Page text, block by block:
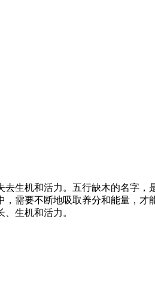
生机和活力。五行缺木的名字，
需要不断地吸取养分和能量，才
生机和活力。